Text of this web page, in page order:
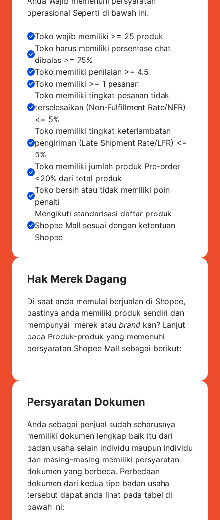
operasional Seperti di bawah ini.
Toko wajib memiliki >= 25 produk
Toko harus memiliki persentase chat
dibalas >= 75%
Toko memiliki penilaian >= 4.5
Toko memiliki >= 1 pesanan
Toko memiliki tingkat pesanan tidak
terselesaikan (Non-Fulfillment Rate/NFR)
<= 5%
Toko memiliki tingkat keterlambatan
pengiriman (Late Shipment Rate/LFR) <=
5%
Toko memiliki jumlah produk Pre-order
<20% dari total produk
Toko bersih atau tidak memiliki poin
penalti
Mengikuti standarisasi daftar produk
Shopee Mall sesuai dengan ketentuan
Shopee
Hak Merek Dagang
Di saat anda memulai berjualan di Shopee,
pastinya anda memiliki produk sendiri dan
mempunyai merek atau brand kan? Lanjut
baca Produk-produk yang memenuhi
persyaratan Shopee Mall sebagai berikut:
Persyaratan Dokumen
Anda sebagai penjual sudah seharusnya
memiliki dokumen lengkap baik itu dari
badan usaha selain individu maupun individu
dan masing-masing memiliki persyaratan
dokumen yang berbeda. Perbedaan
dokumen dari kedua tipe badan usaha
tersebut dapat anda lihat pada tabel di
bawah ini: